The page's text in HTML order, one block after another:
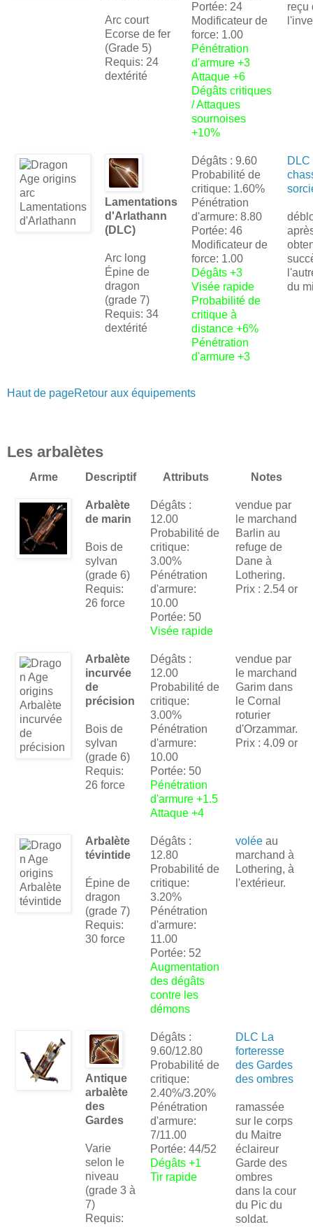
Arc court
Ecorse de fer
(Grade 5)
Requis: 24
dextérité
Portée: 24
Modificateur de
force: 1.00
Pénétration
d'armure +3
Attaque +6
Dégâts critiques
/ Attaques
sournoises
+10%
reçu
Lamentations
d'Arlathann
(DLC)
Arc long
Épine de
dragon
(grade 7)
Requis: 34
dextérité
Dégâts : 9.60
Probabilité de
critique: 1.60%
Pénétration
d'armure: 8.80
Portée: 46
Modificateur de
force: 1.00
Dégâts +3
Visée rapide
Probabilité de
critique à
distance +6%
Pénétration
d'armure +3
DLC
du
Haut de pageRetour aux équipements
Les arbalètes
Arme Descriptif Attributs Notes
Arbalète
de marin
Bois de
sylvan
(grade 6)
Requis:
26 force
Dégâts :
12.00
Probabilité de
critique:
3.00%
Pénétration
d'armure:
10.00
Portée: 50
Visée rapide
vendue par
le marchand
Barlin au
refuge de
Dane à
Lothering.
Prix : 2.54 or
Arbalète
incurvée
de
précision
Bois de
sylvan
(grade 6)
Requis:
26 force
Dégâts :
12.00
Probabilité de
critique:
3.00%
Pénétration
d'armure:
10.00
Portée: 50
Pénétration
d'armure +1.5
Attaque +4
vendue par
le marchand
Garim dans
le Cornal
roturier
d'Orzammar.
Prix : 4.09 or
Arbalète
tévintide
Épine de
dragon
(grade 7)
Requis:
30 force
Dégâts :
12.80
Probabilité de
critique:
3.20%
Pénétration
d'armure:
11.00
Portée: 52
Augmentation
des dégâts
contre les
démons
volée au
marchand à
Lothering, à
l'extérieur.
Antique
arbalète
des
Gardes
Varie
selon le
niveau
(grade 3 à
7)
Requis:
Dégâts :
9.60/12.80
Probabilité de
critique:
2.40%/3.20%
Pénétration
d'armure:
7/11.00
Portée: 44/52
Dégâts +1
Tir rapide
DLC La
forteresse
des Gardes
des ombres
ramassée
sur le corps
du Maitre
éclaireur
Garde des
ombres
dans la cour
du Pic du
soldat.